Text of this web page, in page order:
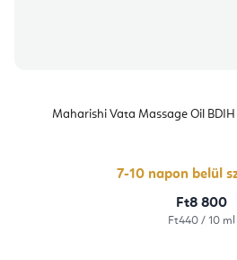
Maharishi Vata Massage Oil
7-10 napon belül
Ft8 800
Egységár:
Ft440 / 10 ml